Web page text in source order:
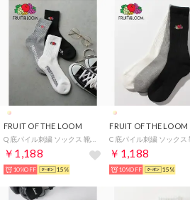
FRUIT OF THE LOOM
￥1,188
10%OFF 15%
FRUIT OF THE LOOM
￥1,188
10%OFF 15%